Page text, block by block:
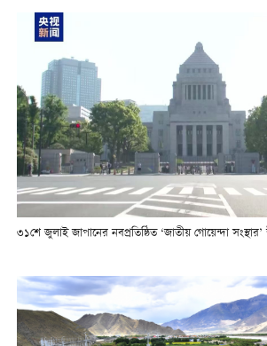
৩১শে জুলাই জাপানের নবপ্রতিষ্ঠিত ‘জাতীয় গোয়েন্দা সংস্থার’